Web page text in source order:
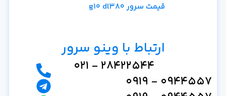
قیمت سرور g10 dl380
ارتباط با وینو سرور
28422544 - 021
0944557 - 0919